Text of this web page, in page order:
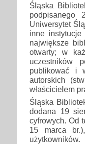
Śląska
podpisanego
Uniwersytet
inne
największe
otwarty; w
uczestników
publikować i
autorskich
właścicielem
Śląska
dodana 19
cyfrowych. Od
15 marca
użytkowników.